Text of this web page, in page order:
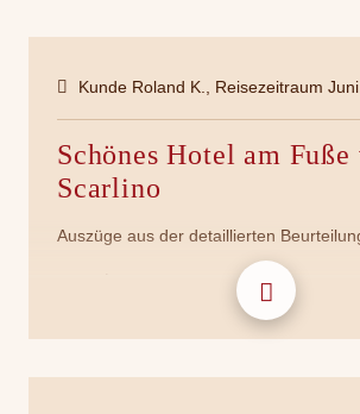
Kunde Roland K., Reisezeitraum
Schönes Hotel am Fuße
Scarlino
Auszüge aus der detaillierten
Sehr ruhig und etwas abgelegen
km zum Strand von Puntone.